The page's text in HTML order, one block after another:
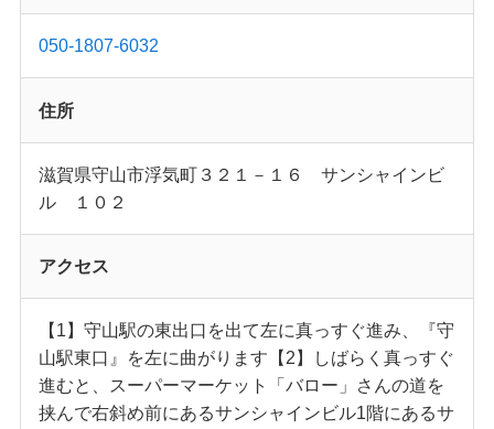
050-1807-6032
住所
滋賀県守山市浮気町３２１－１６ サンシャインビ
ル １０２
アクセス
【1】守山駅の東出口を出て左に真っすぐ進み、『守
山駅東口』を左に曲がります【2】しばらく真っすぐ
進むと、スーパーマーケット「バロー」さんの道を
挟んで右斜め前にあるサンシャインビル1階にあるサ